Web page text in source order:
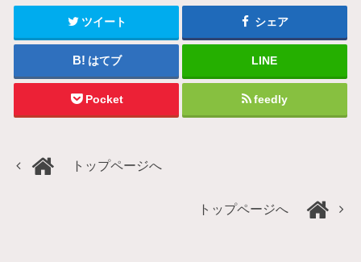
ツイート シェア
はてブ LINE
Pocket feedly
トップページへ
トップページへ